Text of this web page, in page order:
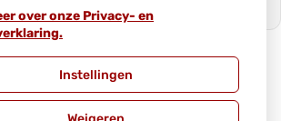
Uw Zorg Online|Beheer
het
van
de
over onze Privacy- en
Instellingen